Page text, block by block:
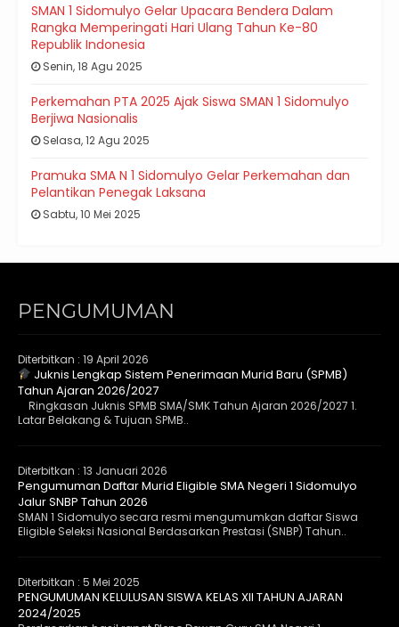
SMAN 1 Sidomulyo Gelar Upacara Bendera Dalam
Rangka Memperingati Hari Ulang Tahun Ke-80
Republik Indonesia
Senin, 18 Agu 2025
Perkemahan PTA 2025 Ajak Siswa SMAN 1 Sidomulyo
Berjiwa Nasionalis
Selasa, 12 Agu 2025
Pramuka SMA N 1 Sidomulyo Gelar Perkemahan dan
Pelantikan Penegak Laksana
Sabtu, 10 Mei 2025
PENGUMUMAN
Diterbitkan : 19 April 2026
Juknis Lengkap Sistem Penerimaan Murid Baru (SPMB)
Tahun Ajaran 2026/2027
Ringkasan Juknis SPMB SMA/SMK Tahun Ajaran 2026/2027 1.
Latar Belakang & Tujuan SPMB..
Diterbitkan : 13 Januari 2026
Pengumuman Daftar Murid Eligible SMA Negeri 1 Sidomulyo
Jalur SNBP Tahun 2026
SMAN 1 Sidomulyo secara resmi mengumumkan daftar Siswa
Eligible Seleksi Nasional Berdasarkan Prestasi (SNBP) Tahun..
Diterbitkan : 5 Mei 2025
PENGUMUMAN KELULUSAN SISWA KELAS XII TAHUN AJARAN
2024/2025